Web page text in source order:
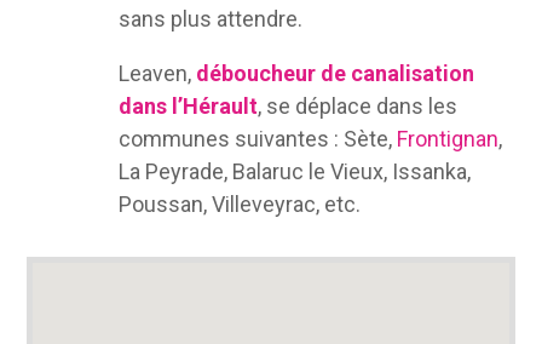
sans plus attendre.
Leaven, déboucheur de canalisation
dans l’Hérault, se déplace dans les
communes suivantes : Sète, Frontignan,
La Peyrade, Balaruc le Vieux, Issanka,
Poussan, Villeveyrac, etc.